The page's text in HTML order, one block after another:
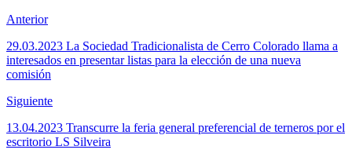
Anterior
29.03.2023 La Sociedad Tradicionalista de Cerro Colorado llama a
interesados en presentar listas para la elección de una nueva
comisión
Siguiente
13.04.2023 Transcurre la feria general preferencial de terneros por el
escritorio LS Silveira